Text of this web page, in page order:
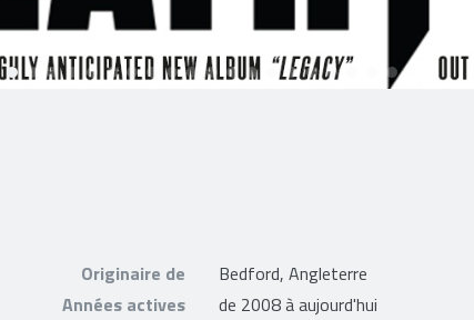
Originaire de
Bedford, Angleterre
Années actives
de 2008 à aujourd'hui